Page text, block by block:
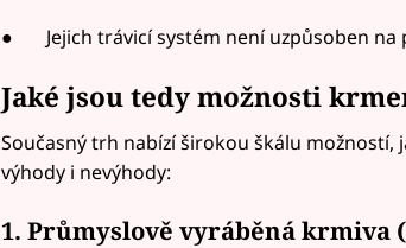
● Jejich trávicí systém není uzpůsoben na
Jaké jsou tedy možnosti
Současný trh nabízí širokou škálu možností,
výhody i nevýhody:
1. Průmyslově vyráběná krmiva